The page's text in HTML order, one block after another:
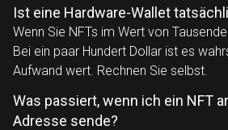
Ist eine Hardware-Wallet
Wenn Sie NFTs im Wert von
Bei ein paar Hundert Dollar ist es
Aufwand wert. Rechnen Sie selbst.
Was passiert, wenn ich ein NFT
Adresse sende?